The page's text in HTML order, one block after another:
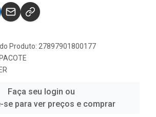
Produto: 27897901800177
Faça seu login ou
se para ver preços e comprar